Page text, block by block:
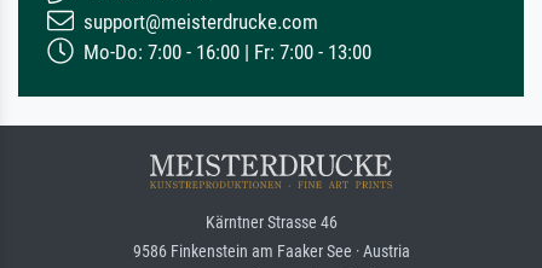
support@meisterdrucke.com
Mo-Do: 7:00 - 16:00 | Fr: 7:00 - 13:00
Kärntner Strasse 46
9586 Finkenstein am Faaker See · Austria